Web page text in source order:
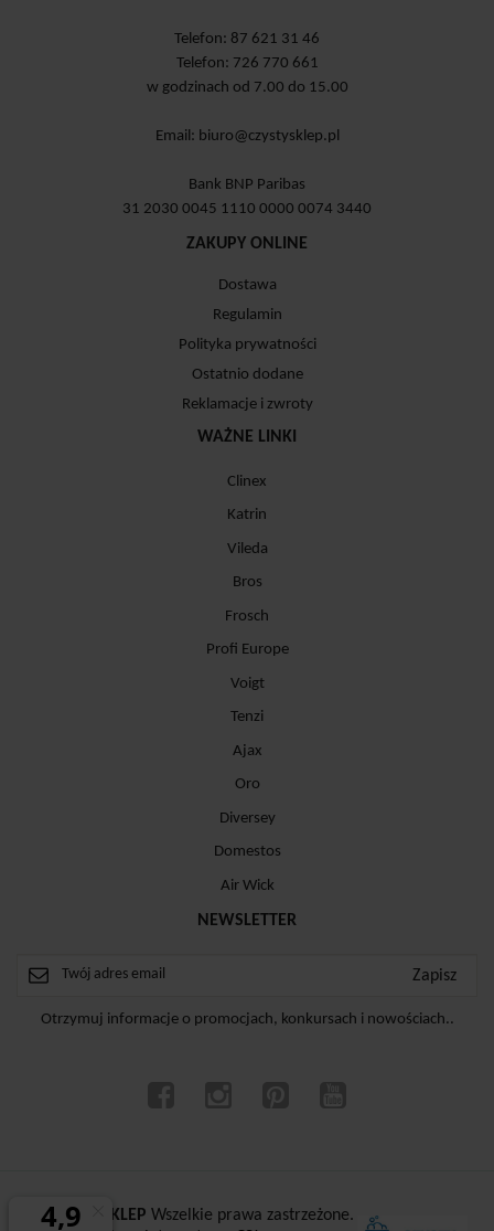
Telefon: 87 621 31 46
Telefon: 726 770 661
w godzinach od 7.00 do 15.00
Email: biuro@czystysklep.pl
Bank BNP Paribas
31 2030 0045 1110 0000 0074 3440
ZAKUPY ONLINE
Dostawa
Regulamin
Polityka prywatności
Ostatnio dodane
Reklamacje i zwroty
WAŻNE LINKI
Clinex
Katrin
Vileda
Bros
Frosch
Profi Europe
Voigt
Tenzi
Ajax
Oro
Diversey
Domestos
Air Wick
NEWSLETTER
Otrzymuj informacje o promocjach, konkursach i nowościach..
ⓒCZYSTYSKLEP Wszelkie prawa zastrzeżone.